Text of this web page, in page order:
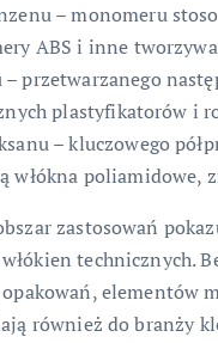
– monomeru
ABS i inne
– przetwarzanego
plastyfikatorów i
– kluczowego
włókna poliamidowe,
zastosowań
technicznych.
elementów
również do branży